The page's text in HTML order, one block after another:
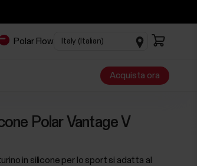
Polar Flow
Acquista ora
Polar Vantage V
in silicone per lo sport si adatta al